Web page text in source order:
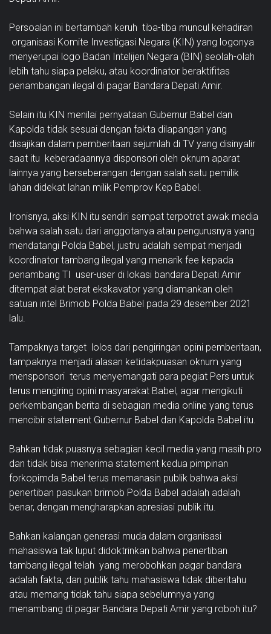
Persoalan ini bertambah keruh tiba-tiba muncul kehadiran
organisasi Komite Investigasi Negara (KIN) yang logonya
menyerupai logo Badan Intelijen Negara (BIN) seolah-olah
lebih tahu siapa pelaku, atau koordinator beraktifitas
penambangan ilegal di pagar Bandara Depati Amir.
Selain itu KIN menilai pernyataan Gubernur Babel dan
Kapolda tidak sesuai dengan fakta dilapangan yang
disajikan dalam pemberitaan sejumlah di TV yang disinyalir
saat itu keberadaannya disponsori oleh oknum aparat
lainnya yang berseberangan dengan salah satu pemilik
lahan didekat lahan milik Pemprov Kep Babel.
Ironisnya, aksi KIN itu sendiri sempat terpotret awak media
bahwa salah satu dari anggotanya atau pengurusnya yang
mendatangi Polda Babel, justru adalah sempat menjadi
koordinator tambang ilegal yang menarik fee kepada
penambang TI user-user di lokasi bandara Depati Amir
ditempat alat berat ekskavator yang diamankan oleh
satuan intel Brimob Polda Babel pada 29 desember 2021
lalu.
Tampaknya target lolos dari pengiringan opini pemberitaan,
tampaknya menjadi alasan ketidakpuasan oknum yang
mensponsori terus menyemangati para pegiat Pers untuk
terus mengiring opini masyarakat Babel, agar mengikuti
perkembangan berita di sebagian media online yang terus
mencibir statement Gubernur Babel dan Kapolda Babel itu.
Bahkan tidak puasnya sebagian kecil media yang masih pro
dan tidak bisa menerima statement kedua pimpinan
forkopimda Babel terus memanasin publik bahwa aksi
penertiban pasukan brimob Polda Babel adalah adalah
benar, dengan mengharapkan apresiasi publik itu.
Bahkan kalangan generasi muda dalam organisasi
mahasiswa tak luput didoktrinkan bahwa penertiban
tambang ilegal telah yang merobohkan pagar bandara
adalah fakta, dan publik tahu mahasiswa tidak diberitahu
atau memang tidak tahu siapa sebelumnya yang
menambang di pagar Bandara Depati Amir yang roboh itu?